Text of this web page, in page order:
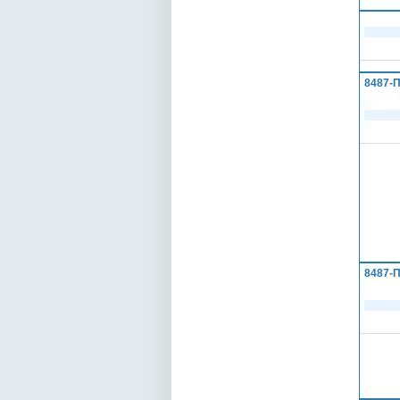
8487-П
8487-